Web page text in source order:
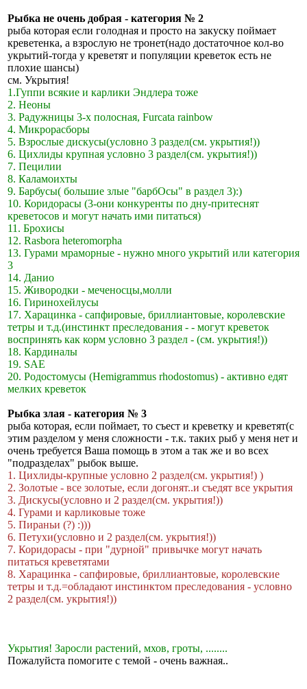
Рыбка не очень добрая - категория № 2
рыба которая если голодная и просто на закуску поймает
кревeтенка, а взрослую не тронет(надо достаточное кол-во
укрытий-тогда у кревeтят и популяции кревeток есть не
плохие шансы)
см. Укрытия!
1.Гуппи всякие и карлики Эндлера тоже
2. Неоны
3. Радужницы 3-х полосная, Furcata rainbow
4. Микрорасборы
5. Взрослые дискусы(условно 3 раздел(см. укрытия!))
6. Цихлиды крупная условно 3 раздел(см. укрытия!))
7. Пецилии
8. Каламоихты
9. Барбусы( большие злые "барбОсы" в раздел 3):)
10. Коридорасы (3-они конкуренты по дну-притеснят
креветосов и могут начать ими питаться)
11. Брохисы
12. Rasbora heteromorpha
13. Гурами мраморные - нужно много укрытий или категория
3
14. Данио
15. Живородки - меченосцы,молли
16. Гиринохейлусы
17. Харацинка - сапфировые, бриллиантовые, королевские
тетры и т.д.(инстинкт преследования - - могут кревeток
воспринять как корм условно 3 раздел - (см. укрытия!))
18. Кардиналы
19. SAE
20. Родостомусы (Hemigrammus rhodostomus) - активно едят
мелких креветок
Рыбка злая - категория № 3
рыба которая, если поймает, то съест и кревeтку и кревeтят(с
этим разделом у меня сложности - т.к. таких рыб у меня нет и
очень требуется Ваша помощь в этом а так же и во всех
"подразделах" рыбок выше.
1. Цихлиды-крупные условно 2 раздел(см. укрытия!) )
2. Золотые - все золотые, если догонят..и съедят все укрытия
3. Дискусы(условно и 2 раздел(см. укрытия!))
4. Гурами и карликовые тоже
5. Пираньи (?) :)))
6. Петухи(условно и 2 раздел(см. укрытия!))
7. Коридорасы - при "дурной" привычке могут начать
питаться кревeтятами
8. Харацинка - сапфировые, бриллиантовые, королевские
тетры и т.д.=обладают инстинктом преследования - условно
2 раздел(см. укрытия!))
Укрытия! Заросли растений, мхов, гроты, ........
Пожалуйста помогите с темой - очень важная..